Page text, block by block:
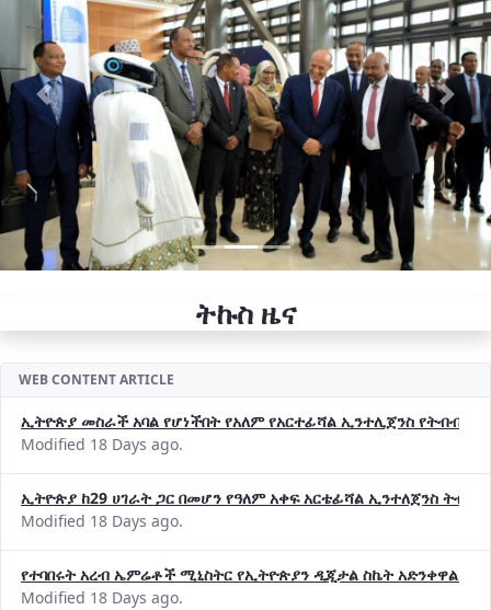
Previous Next
ትኩስ ዜና
WEB CONTENT ARTICLE
ኢትዮጵያ መስራች አባል የሆነችበት የአለም የአርተፊሻል ኢንተሊጀንስ የትብብር
Modified 18 Days ago.
ኢትዮጵያ ከ29 ሀገራት ጋር በመሆን የዓለም አቀፍ አርቴፊሻል ኢንተለጀንስ
Modified 18 Days ago.
የተባበሩት አረብ ኤምሬቶች ሚኒስትር የኢትዮጵያን ዲጂታል ስኬት አድንቀዋል
Modified 18 Days ago.